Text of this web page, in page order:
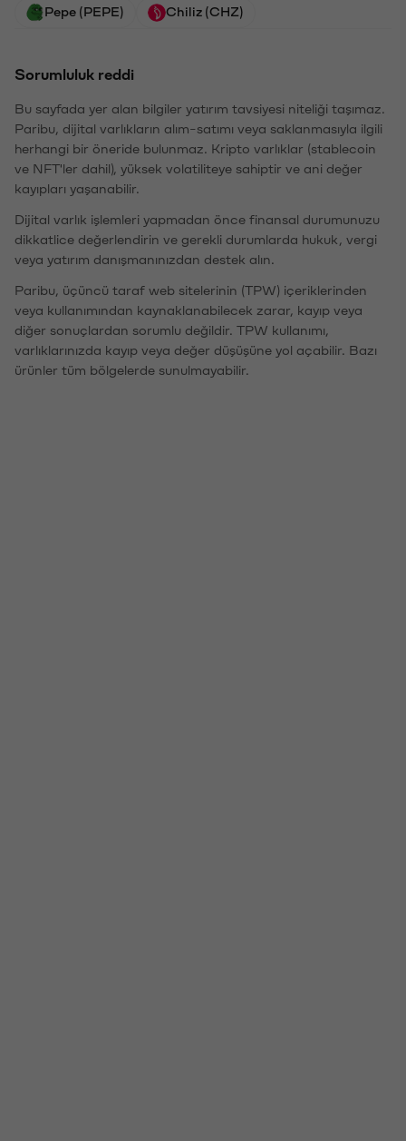
Pepe (PEPE) Chiliz (CHZ)
Sorumluluk reddi
Bu sayfada yer alan bilgiler yatırım tavsiyesi niteliği taşımaz.
Paribu, dijital varlıkların alım-satımı veya saklanmasıyla ilgili
herhangi bir öneride bulunmaz. Kripto varlıklar (stablecoin
ve NFT'ler dahil), yüksek volatiliteye sahiptir ve ani değer
kayıpları yaşanabilir.
Dijital varlık işlemleri yapmadan önce finansal durumunuzu
dikkatlice değerlendirin ve gerekli durumlarda hukuk, vergi
veya yatırım danışmanınızdan destek alın.
Paribu, üçüncü taraf web sitelerinin (TPW) içeriklerinden
veya kullanımından kaynaklanabilecek zarar, kayıp veya
diğer sonuçlardan sorumlu değildir. TPW kullanımı,
varlıklarınızda kayıp veya değer düşüşüne yol açabilir. Bazı
ürünler tüm bölgelerde sunulmayabilir.